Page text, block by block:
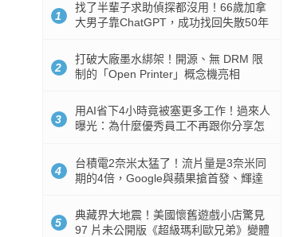
1
找了半輩子求助偵探都沒用！66歲加拿
大男子靠ChatGPT，成功找回失散50年
2
打破大廠墨水綁架！開源、無 DRM 限
制的「Open Printer」概念機亮相
3
用AI省下4小時竟被塞更多工作！過來人
曝光：為什麼優秀員工不再跟你分享怎
4
台積電2奈米太猛了！流片量是3奈米同
期的4倍，Google與蘋果搶首發、輝達
5
典藏界大地震！美國懷舊遊戲小店驚見
97 片未公開版《超級瑪利歐兄弟》變體